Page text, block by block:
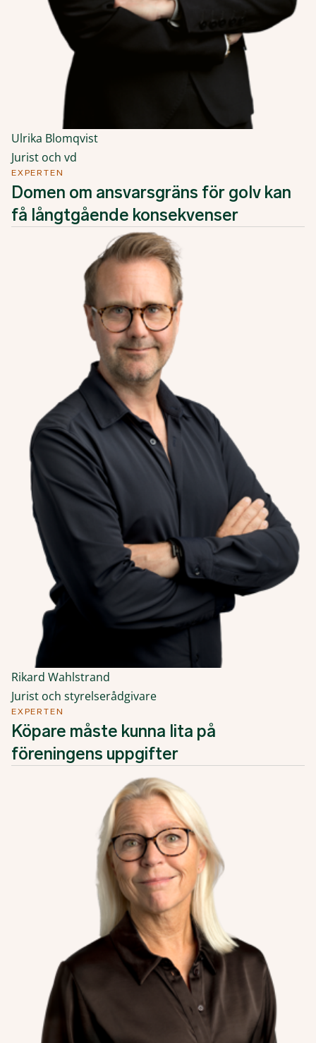
Ulrika Blomqvist
Jurist och vd
EXPERTEN
Domen om ansvarsgräns för golv kan
få långtgående konsekvenser
Rikard Wahlstrand
Jurist och styrelserådgivare
EXPERTEN
Köpare måste kunna lita på
föreningens uppgifter